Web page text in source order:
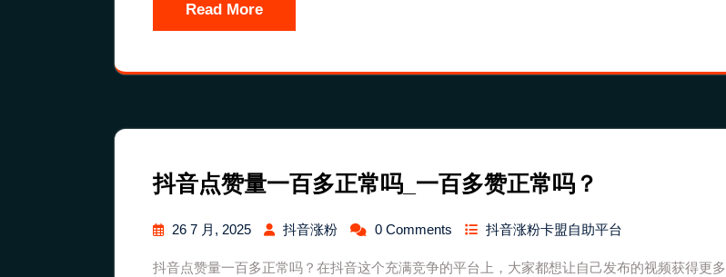
Read More
抖音点赞量一百多正常吗_一百多赞正常吗？
26 7 月, 2025 抖音涨粉 0 Comments 抖音涨粉卡盟自助平台
抖音点赞量一百多正常吗？在抖音这个充满竞争的平台上，大家都想让自己发布的视频获得更多